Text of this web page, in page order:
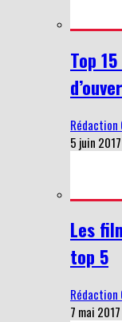
Top
Rédaction
5 juin 2017
Les
top 5
Rédaction
7 mai 2017